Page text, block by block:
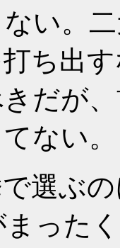
い。
ち出
だが
ない。
選ぶ
った